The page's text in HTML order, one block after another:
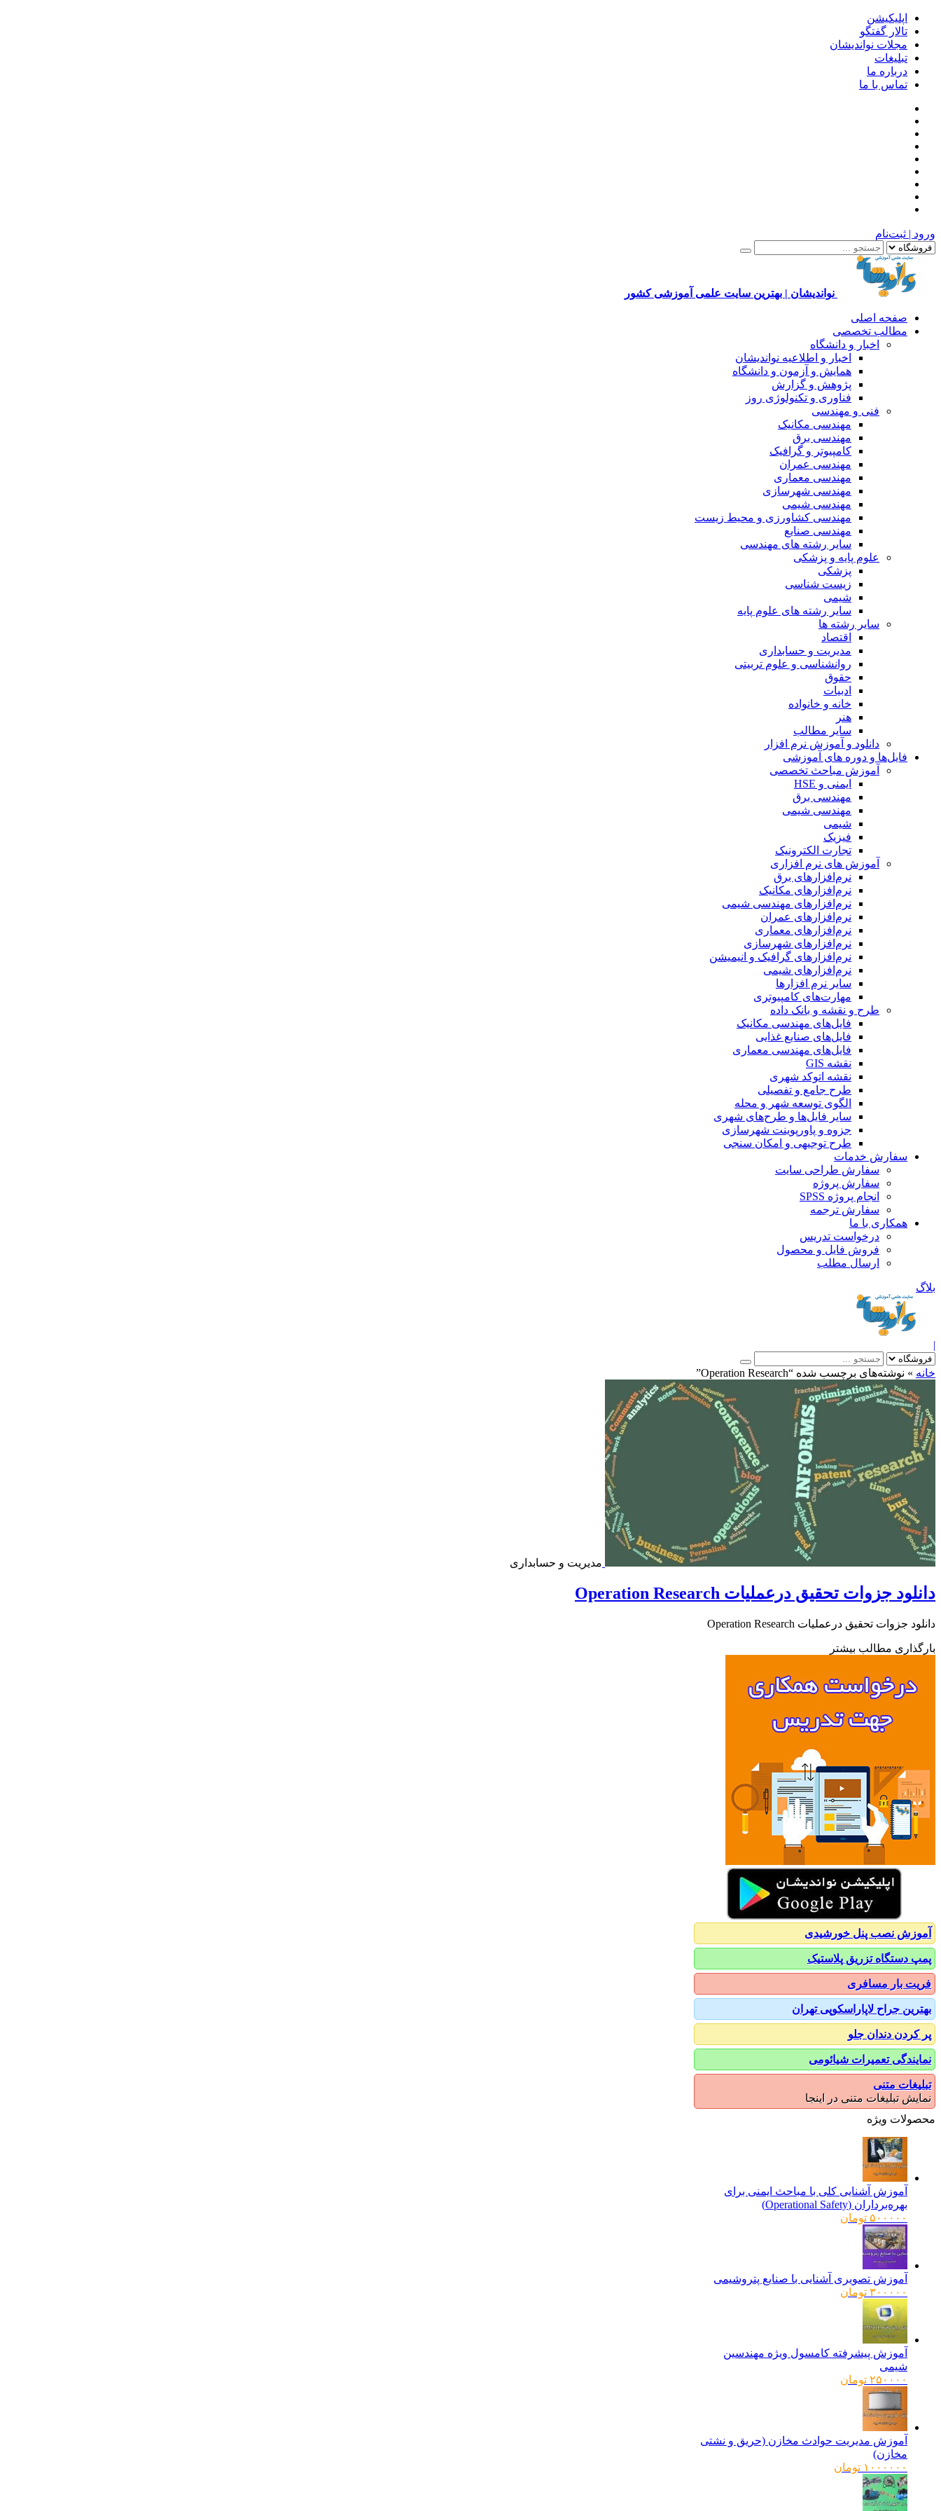
اپلیکیشن
تالار گفتگو
مجلات نواندیشان
تبلیغات
درباره ما
تماس با ما
ورود | ثبت‌نام
نواندیشان | بهترین سایت علمی آموزشی کشور
صفحه اصلی
مطالب تخصصی
اخبار و دانشگاه
اخبار و اطلاعیه نواندیشان
همایش و آزمون و دانشگاه
پژوهش و گزارش
فناوری و تکنولوژی روز
فنی و مهندسی
مهندسی مکانیک
مهندسی برق
کامپیوتر و گرافیک
مهندسی عمران
مهندسی معماری
مهندسی شهرسازی
مهندسی شیمی
مهندسی کشاورزی و محیط زیست
مهندسی صنایع
سایر رشته های مهندسی
علوم پایه و پزشکی
پزشکی
زیست شناسی
شیمی
سایر رشته های علوم پایه
سایر رشته ها
اقتصاد
مدیریت و حسابداری
روانشناسی و علوم تربیتی
حقوق
ادبیات
خانه و خانواده
هنر
سایر مطالب
دانلود و آموزش نرم افزار
فایل‌ها و دوره های آموزشی
آموزش مباحث تخصصی
ایمنی و HSE
مهندسی برق
مهندسی شیمی
شیمی
فیزیک
تجارت الکترونیک
آموزش های نرم افزاری
نرم‌افزارهای برق
نرم‌افزارهای مکانیک
نرم‌افزارهای مهندسی شیمی
نرم‌افزارهای عمران
نرم‌افزارهای معماری
نرم‌افزارهای شهرسازی
نرم‌افزارهای گرافیک و انیمیشن
نرم‌افزارهای شیمی
سایر نرم افزارها
مهارت‌های کامپیوتری
طرح و نقشه و بانک داده
فایل‌های مهندسی مکانیک
فایل‌های صنایع غذایی
فایل‌های مهندسی معماری
نقشه GIS
نقشه اتوکد شهری
طرح جامع و تفصیلی
الگوی توسعه شهر و محله
سایر فایل‌ها و طرح‌های شهری
جزوه و پاورپوینت شهرسازی
طرح توجیهی و امکان سنجی
سفارش خدمات
سفارش طراحی سایت
سفارش پروژه
انجام پروژه SPSS
سفارش ترجمه
همکاری با ما
درخواست تدریس
فروش فایل و محصول
ارسال مطلب
بلاگ
|
خانه » نوشته‌های برچسب شده “Operation Research”
مدیریت و حسابداری
دانلود جزوات تحقیق درعملیات Operation Research
دانلود جزوات تحقیق درعملیات Operation Research
بارگذاری مطالب بیشتر
آموزش نصب پنل خورشیدی
پمپ دستگاه تزریق پلاستیک
فریت بار مسافری
بهترین جراح لاپاراسکوپی تهران
پر کردن دندان جلو
نمایندگی تعمیرات شیائومی
تبلیغات متنی
نمایش تبلیغات متنی در اینجا
محصولات ویژه
آموزش آشنایی کلی با مباحث ایمنی برای
بهره‌برداران (Operational Safety)
۵۰۰۰۰۰ تومان
آموزش تصویری آشنایی با صنایع پتروشیمی
۳۰۰۰۰۰ تومان
آموزش پیشرفته کامسول ویژه مهندسین
شیمی
۲۵۰۰۰۰ تومان
آموزش مدیریت حوادث مخازن (حریق و نشتی
مخازن)
۱۰۰۰۰۰۰ تومان